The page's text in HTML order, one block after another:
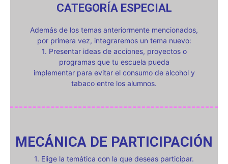
CATEGORÍA ESPECIAL
Además de los temas anteriormente mencionados,
por primera vez, integraremos un tema nuevo:
1. Presentar ideas de acciones, proyectos o
programas que tu escuela pueda
implementar para evitar el consumo de alcohol y
tabaco entre los alumnos.
MECÁNICA DE PARTICIPACIÓN
1. Elige la temática con la que deseas participar.